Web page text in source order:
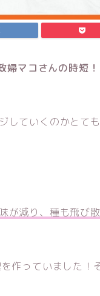
婦マコさんの時短
していくのかとて
が減り、種も飛び
作っていました！